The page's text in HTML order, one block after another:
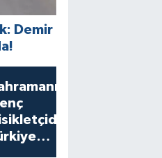
Demir